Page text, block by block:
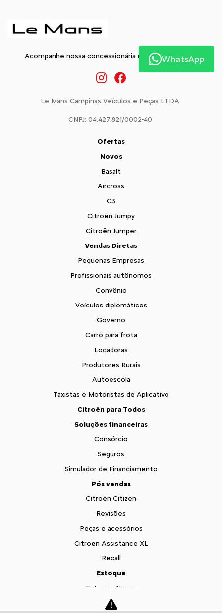
Acompanhe nossa concessionária nas Redes Sociais:
Le Mans Campinas Veículos e Peças LTDA
CNPJ: 04.427.821/0002-40
Ofertas
Novos
Basalt
Aircross
C3
Citroën Jumpy
Citroën Jumper
Vendas Diretas
Pequenas Empresas
Profissionais autônomos
Convênio
Veículos diplomáticos
Governo
Carro para frota
Locadoras
Produtores Rurais
Autoescola
Taxistas e Motoristas de Aplicativo
Citroën para Todos
Soluções financeiras
Consórcio
Seguros
Simulador de Financiamento
Pós vendas
Citroën Citizen
Revisões
Peças e acessórios
Citroën Assistance XL
Recall
Estoque
Estoque Novos
Seminovos
WhatsApp